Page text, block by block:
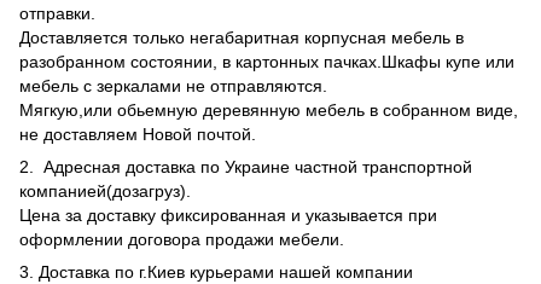
отправки.
Доставляется только негабаритная корпусная мебель в
разобранном состоянии, в картонных пачках.Шкафы купе или
мебель с зеркалами не отправляются.
Мягкую,или обьемную деревянную мебель в собранном виде,
не доставляем Новой почтой.
2. Адресная доставка по Украине частной транспортной
компанией(дозагруз).
Цена за доставку фиксированная и указывается при
оформлении договора продажи мебели.
3. Доставка по г.Киев курьерами нашей компании